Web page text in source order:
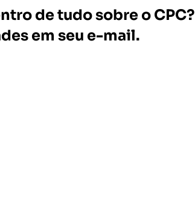
de tudo sobre o CPC?
em seu e-mail.